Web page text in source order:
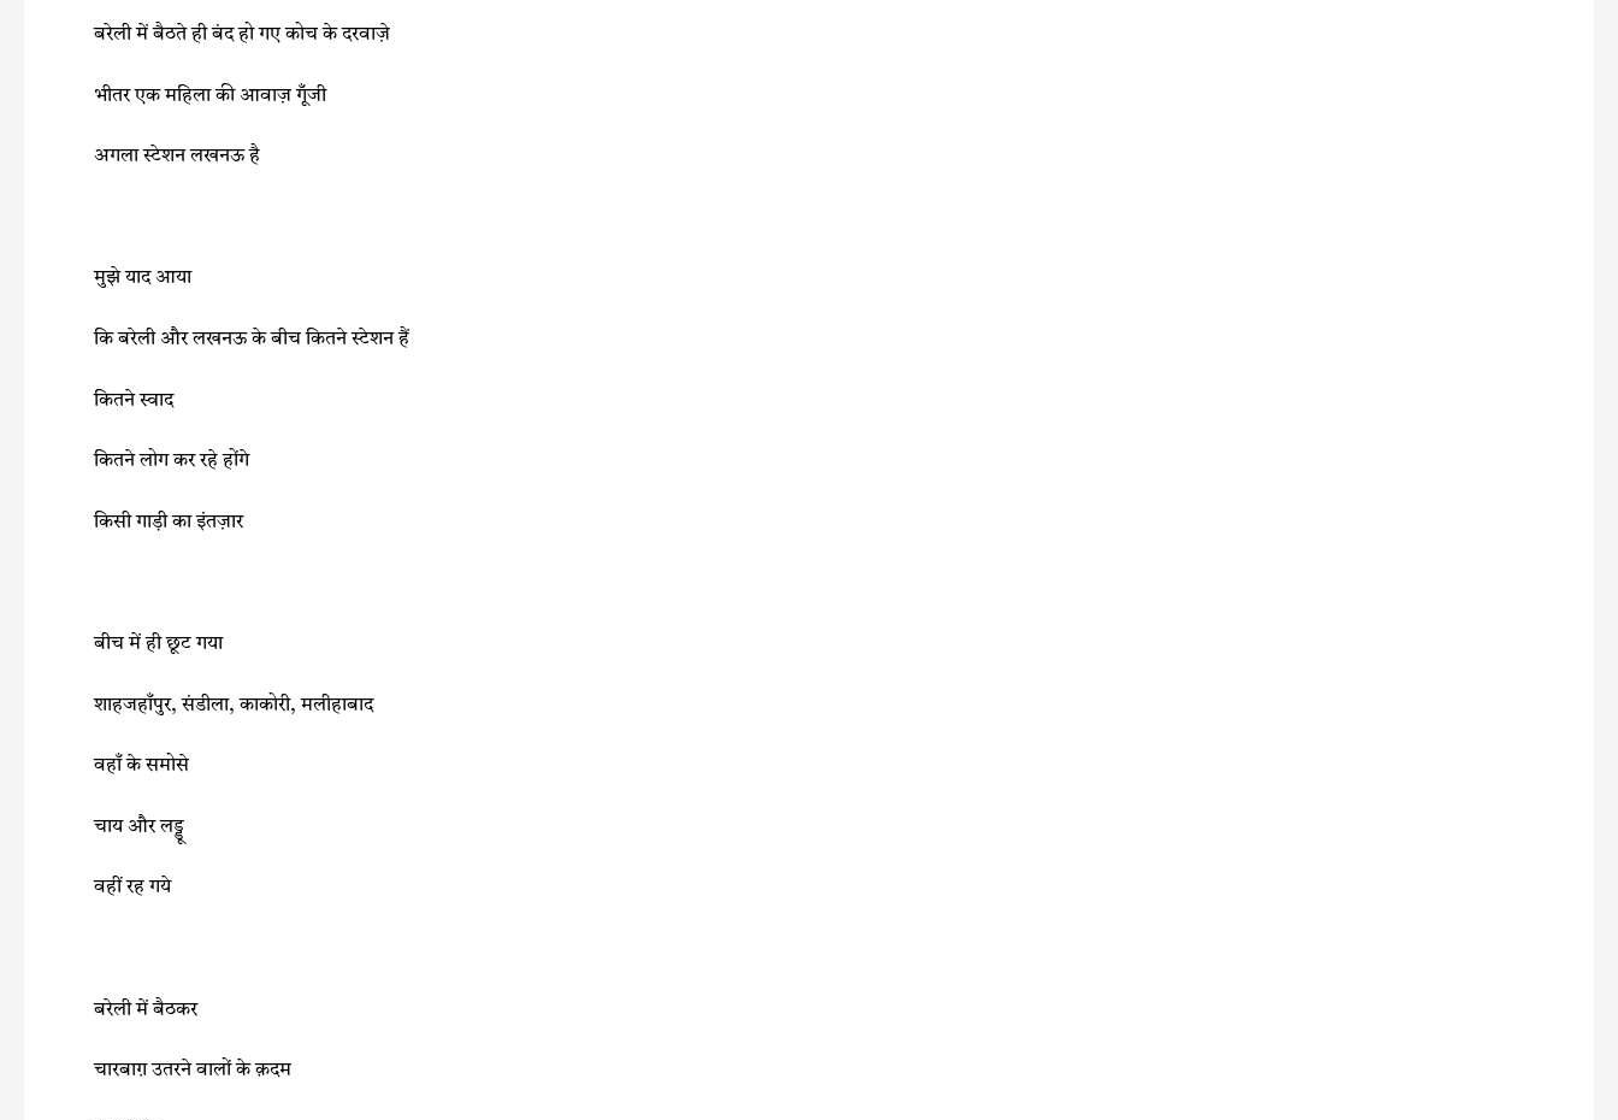
बरेली में बैठते ही बंद हो गए कोच के दरवाज़े
भीतर एक महिला की आवाज़ गूँजी
अगला स्टेशन लखनऊ है
मुझे याद आया
कि बरेली और लखनऊ के बीच कितने स्टेशन हैं
कितने स्वाद
कितने लोग कर रहे होंगे
किसी गाड़ी का इंतज़ार
बीच में ही छूट गया
शाहजहाँपुर, संडीला, काकोरी, मलीहाबाद
वहाँ के समोसे
चाय और लड्डू
वहीं रह गये
बरेली में बैठकर
चारबाग़ उतरने वालों के क़दम